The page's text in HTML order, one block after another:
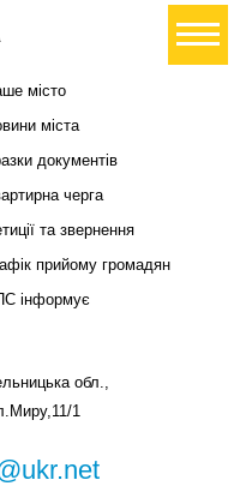
місто
міста
документів
черга
та звернення
прийому громадян
інформує
обл.,
1